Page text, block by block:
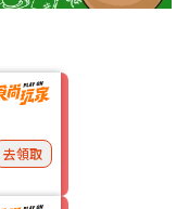
去領取